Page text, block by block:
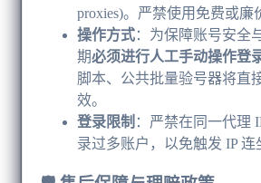
proxies)。严禁使用免费或廉
操作方式：为保障账号安全
期​必须进行人工手动操作登
脚本、公共批量验号器将直
效。
登录限制 ：严禁在同一代理
录过多账户，以免触发 IP 连